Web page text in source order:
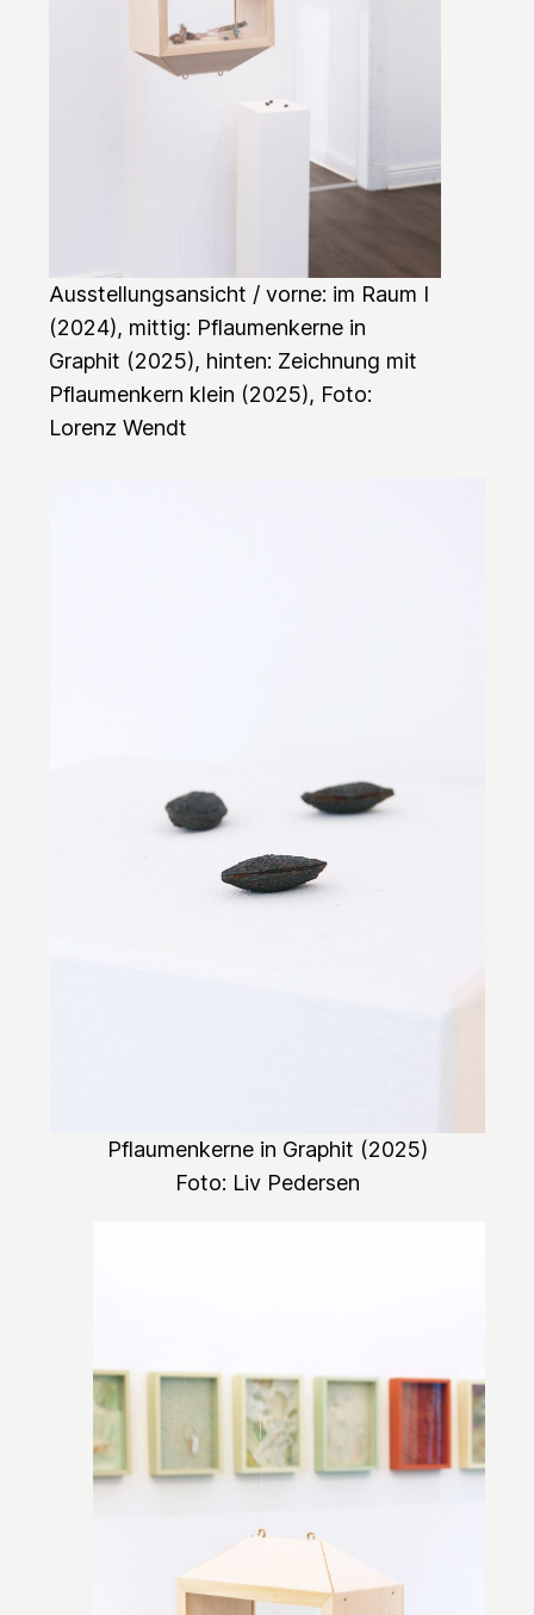
Ausstellungsansicht / vorne: im Raum I
(2024), mittig: Pflaumenkerne in
Graphit (2025), hinten: Zeichnung mit
Pflaumenkern klein (2025), Foto:
Lorenz Wendt
Pflaumenkerne in Graphit (2025)
Foto: Liv Pedersen